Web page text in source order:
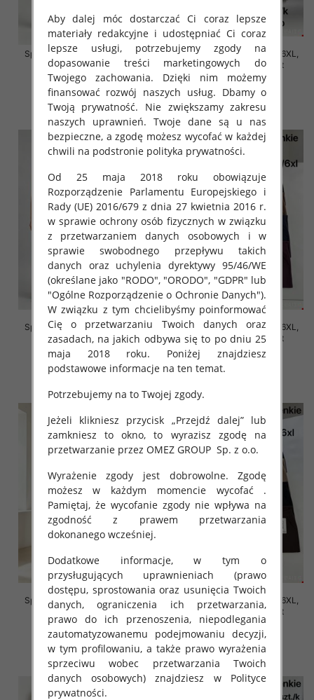
Spodnie damskie Roz 2XL-6XL,
Mix Kolor Paczka 12 szt
16.00 zł
szczegóły
Spodnie damskie Roz 2XL-6XL,
Mix Kolor Paczka 12 szt
16.00 zł
szczegóły
Spodnie damskie Roz 2XL-6XL,
Mix Kolor Paczka 12 szt
16.00 zł
szczegóły
Spodnie damskie Roz 2XL-6XL,
Mix Kolor Paczka 12 szt
16.00 zł
szczegóły
Spodnie damskie Roz 2XL-6XL,
Mix Kolor Paczka 12 szt
16.00 zł
szczegóły
Spodnie damskie Roz 2XL-6XL,
Mix Kolor Paczka 12 szt
16.00 zł
szczegóły
Aby dalej móc dostarczać Ci coraz lepsze
materiały redakcyjne i udostępniać Ci coraz
lepsze usługi, potrzebujemy zgody na
dopasowanie treści marketingowych do
Twojego zachowania. Dzięki nim możemy
finansować rozwój naszych usług. Dbamy o
Twoją prywatność. Nie zwiększamy zakresu
naszych uprawnień. Twoje dane są u nas
bezpieczne, a zgodę możesz wycofać w każdej
chwili na podstronie polityka prywatności.
Od 25 maja 2018 roku obowiązuje
Rozporządzenie Parlamentu Europejskiego i
Rady (UE) 2016/679 z dnia 27 kwietnia 2016 r.
w sprawie ochrony osób fizycznych w związku
z przetwarzaniem danych osobowych i w
sprawie swobodnego przepływu takich
danych oraz uchylenia dyrektywy 95/46/WE
(określane jako "RODO", "ORODO", "GDPR" lub
"Ogólne Rozporządzenie o Ochronie Danych").
W związku z tym chcielibyśmy poinformować
Cię o przetwarzaniu Twoich danych oraz
zasadach, na jakich odbywa się to po dniu 25
maja 2018 roku. Poniżej znajdziesz
podstawowe informacje na ten temat.
Potrzebujemy na to Twojej zgody.
Jeżeli klikniesz przycisk „Przejdź dalej” lub
zamkniesz to okno, to wyrazisz zgodę na
przetwarzanie przez OMEZ GROUP Sp. z o.o.
Wyrażenie zgody jest dobrowolne. Zgodę
możesz w każdym momencie wycofać .
Pamiętaj, że wycofanie zgody nie wpływa na
zgodność z prawem przetwarzania
dokonanego wcześniej.
Dodatkowe informacje, w tym o
przysługujących uprawnieniach (prawo
dostępu, sprostowania oraz usunięcia Twoich
danych, ograniczenia ich przetwarzania,
prawo do ich przenoszenia, niepodlegania
zautomatyzowanemu podejmowaniu decyzji,
w tym profilowaniu, a także prawo wyrażenia
sprzeciwu wobec przetwarzania Twoich
danych osobowych) znajdziesz w Polityce
prywatności.